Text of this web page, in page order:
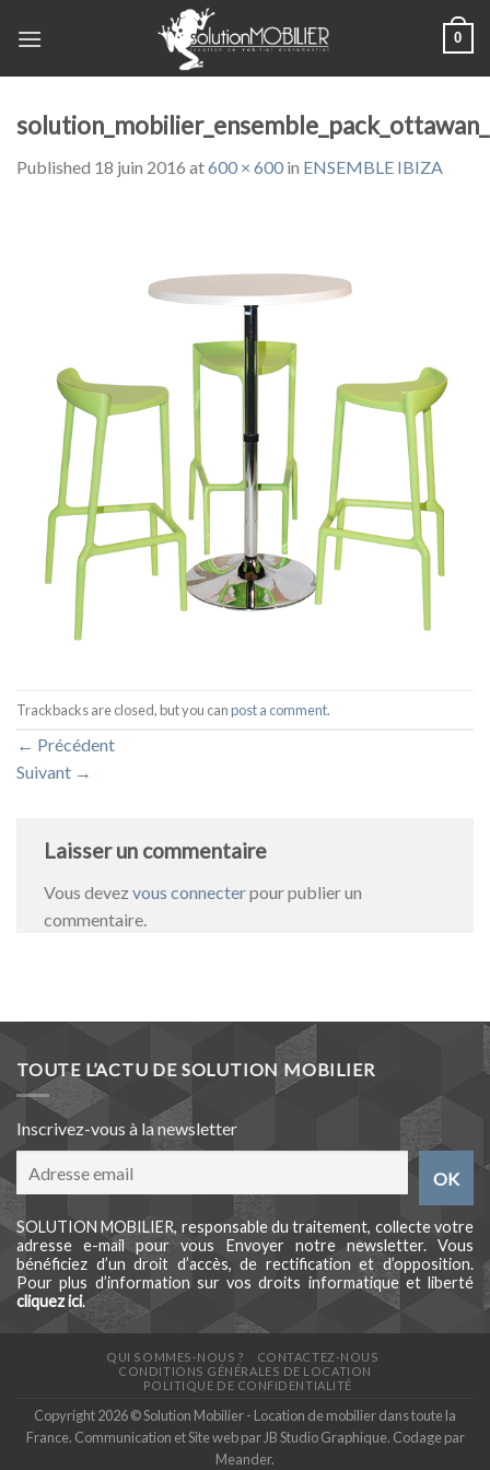
0
Published 18 juin 2016 at600 × 600 in ENSEMBLE IBIZA
Trackbacks are closed, but you canpost a comment.
← Précédent
Suivant →
Laisser un commentaire
Vous devez vous connecterpour publier un
commentaire.
TOUTE L’ACTU DE SOLUTION MOBILIER
Inscrivez-vous à la newsletter
SOLUTION MOBILIER, responsable du traitement, collecte votre
adresse e-mail pour vous Envoyer notre newsletter. Vous
bénéficiez d’un droit d’accès, de rectification et d’opposition.
Pour plus d’information sur vos droits informatique et liberté
cliquez ici.
QUI SOMMES-NOUS ?
CONTACTEZ-NOUS
CONDITIONS GÉNÉRALES DE LOCATION
POLITIQUE DE CONFIDENTIALITÉ
Copyright 2026 © Solution Mobilier - Location de mobilier dans toute la
France. Communication et Site web par JB Studio Graphique. Codage par
Meander.